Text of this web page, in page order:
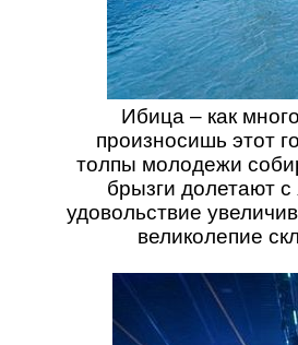
Ибица – как
произносишь этот
толпы молодежи
брызги долетают
удовольствие
великолепие